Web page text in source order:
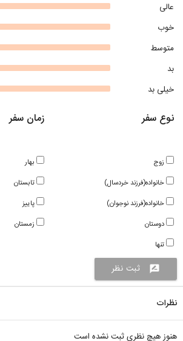
عالی
خوب
متوسط
بد
خیلی بد
زمان سفر
بهار
تابستان
پاییز
زمستان
نوع سفر
زوج
خانواده(فرزند خردسال)
خانواده(فرزند نوجوان)
دوستان
تنها
rate_review ثبت نظر
نظرات
هنوز هیچ نظری ثبت نشده است